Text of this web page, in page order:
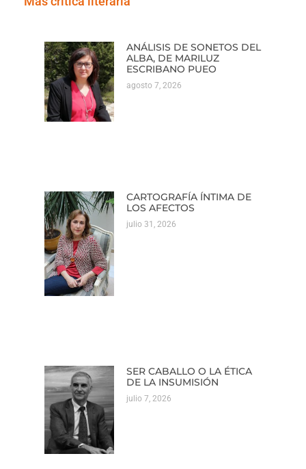
ANÁLISIS DE SONETOS DEL
ALBA, DE MARILUZ
ESCRIBANO PUEO
agosto 7, 2026
CARTOGRAFÍA ÍNTIMA DE
LOS AFECTOS
julio 31, 2026
SER CABALLO O LA ÉTICA
DE LA INSUMISIÓN
julio 7, 2026